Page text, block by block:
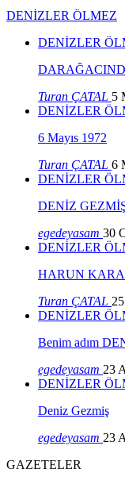
DENİZLER ÖLMEZ
DENİZLER
Turan ÇATAL 5
DENİZLER
6 Mayıs 1972
Turan ÇATAL 6
DENİZLER
DENİZ
egedeyasam 30
DENİZLER
HARUN
Turan ÇATAL
DENİZLER
Benim adım
egedeyasam 23
DENİZLER
Deniz Gezmiş
egedeyasam 23
GAZETELER